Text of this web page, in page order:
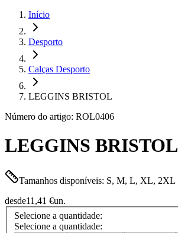
Início
Desporto
Calças Desporto
LEGGINS BRISTOL
Número do artigo: ROL0406
LEGGINS BRISTOL
Tamanhos disponíveis: S, M, L, XL, 2XL
desde11,41 €un.
Selecione a quantidade:
Selecione a quantidade: